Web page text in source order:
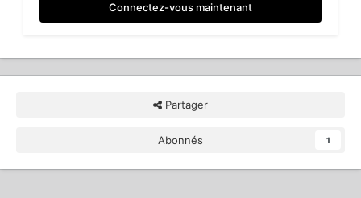
Connectez-vous maintenant
Partager
Abonnés 1